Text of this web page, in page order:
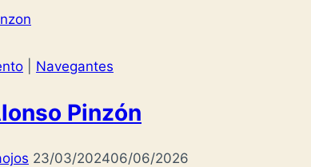
Navegantes
Pinzón
23/03/202406/06/2026